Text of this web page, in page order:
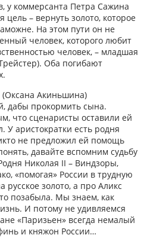
у коммерсанта Петра Сажина
цель – вернуть золото, которое
На этом пути он не
человек, которого любит
человек, – младшая
Оба погибают
Акиньшина)
дабы прокормить сына.
что сценаристы оставили ей
У аристократки есть родня
не предложил ей помощь
давайте вспомним судьбу
Николая II – Виндзоры,
«помогая» России в трудную
золото, а про Аликс
позабыла. Мы знаем, как
И потому не удивляемся
«Паризьен» всегда немалый
и княжон России…